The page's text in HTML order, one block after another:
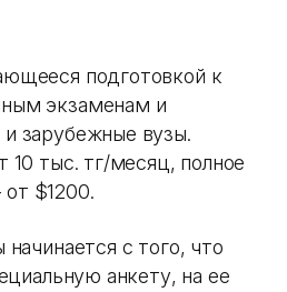
подготовкой к
экзаменам и
зарубежные вузы.
10 тыс. тг/месяц, полное
$1200.
с того, что
анкету, на ее